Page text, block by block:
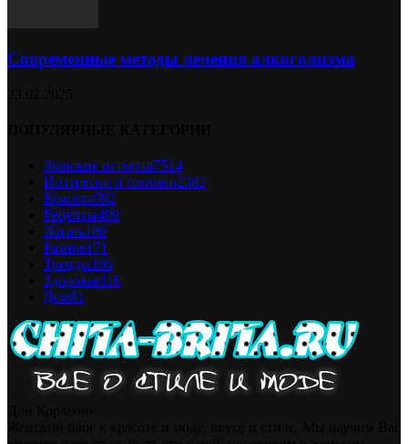
Современные методы лечения алкоголизма
Женские истории7514
Интересно и полезно2382
Красота592
Рецепты499
Жизнь180
Разное171
Тренды166
Здоровье116
Дом81